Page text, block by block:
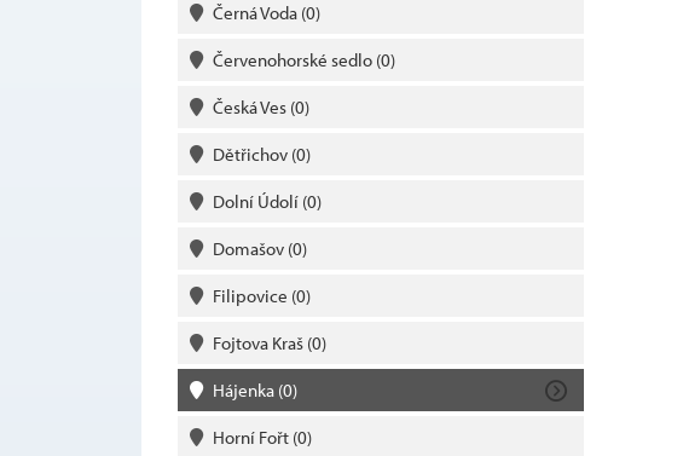
Černá Voda (0)
Červenohorské sedlo (0)
Česká Ves (0)
Dětřichov (0)
Dolní Údolí (0)
Domašov (0)
Filipovice (0)
Fojtova Kraš (0)
Hájenka (0)
Horní Fořt (0)